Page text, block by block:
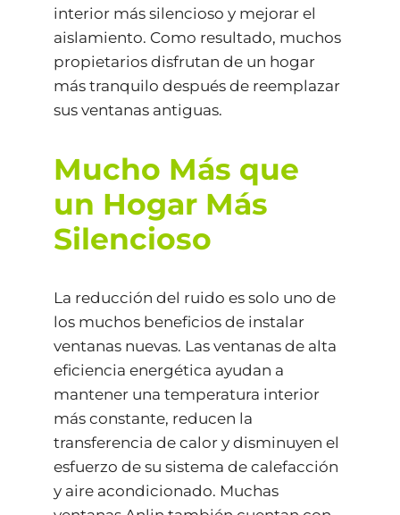
interior más silencioso y mejorar el
aislamiento. Como resultado, muchos
propietarios disfrutan de un hogar
más tranquilo después de reemplazar
sus ventanas antiguas.
Mucho Más que
un Hogar Más
Silencioso
La reducción del ruido es solo uno de
los muchos beneficios de instalar
ventanas nuevas. Las ventanas de alta
eficiencia energética ayudan a
mantener una temperatura interior
más constante, reducen la
transferencia de calor y disminuyen el
esfuerzo de su sistema de calefacción
y aire acondicionado. Muchas